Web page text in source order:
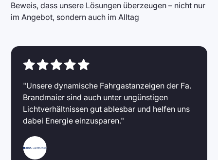
Beweis, dass unsere Lösungen überzeugen – nicht nur
im Angebot, sondern auch im Alltag
"Unsere dynamische Fahrgastanzeigen der Fa.
Brandmaier sind auch unter ungünstigen
Lichtverhältnissen gut ablesbar und helfen uns
dabei Energie einzusparen."